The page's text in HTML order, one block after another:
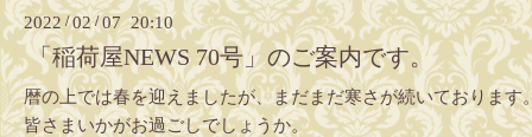
2022 /02/07 20:10
「稲荷屋NEWS 70号」のご案内です。
暦の上では春を迎えましたが、まだまだ寒さが続いております
皆さまいかがお過ごしでしょうか。